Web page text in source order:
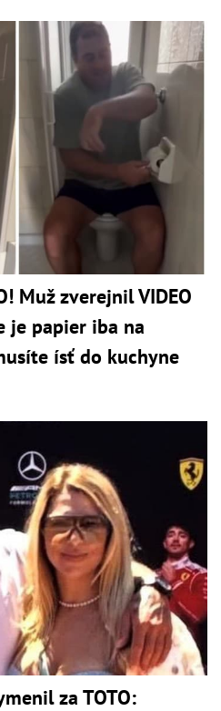
Muž zverejnil VIDEO
je papier iba na
ísť do kuchyne
za TOTO: